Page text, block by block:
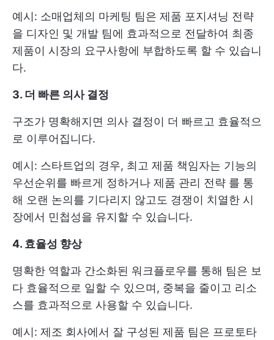
예시: 소매업체의 마케팅 팀은 제품 포지셔닝 전략
을 디자인 및 개발 팀에 효과적으로 전달하여 최종
제품이 시장의 요구사항에 부합하도록 할 수 있습니
다.
3. 더 빠른 의사 결정
구조가 명확해지면 의사 결정이 더 빠르고 효율적으
로 이루어집니다.
예시: 스타트업의 경우, 최고 제품 책임자는 기능의
우선순위를 빠르게 정하거나 제품 관리 전략 를 통
해 오랜 논의를 기다리지 않고도 경쟁이 치열한 시
장에서 민첩성을 유지할 수 있습니다.
4. 효율성 향상
명확한 역할과 간소화된 워크플로우를 통해 팀은 보
다 효율적으로 일할 수 있으며, 중복을 줄이고 리소
스를 효과적으로 사용할 수 있습니다.
예시: 제조 회사에서 잘 구성된 제품 팀은 프로토타